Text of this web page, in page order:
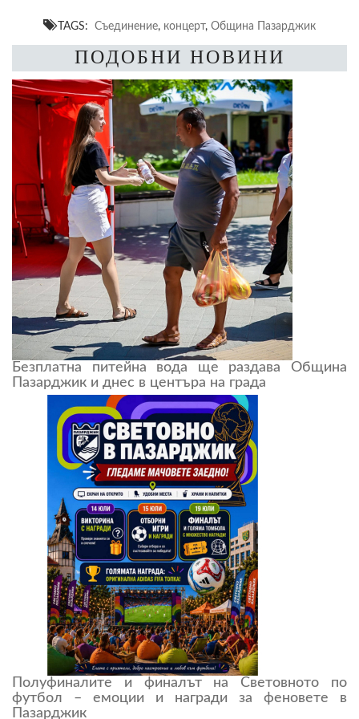
TAGS: Съединение, концерт, Община Пазарджик
ПОДОБНИ НОВИНИ
Безплатна питейна вода ще раздава Община
Пазарджик и днес в центъра на града
Полуфиналите и финалът на Световното по
футбол – емоции и награди за феновете в
Пазарджик